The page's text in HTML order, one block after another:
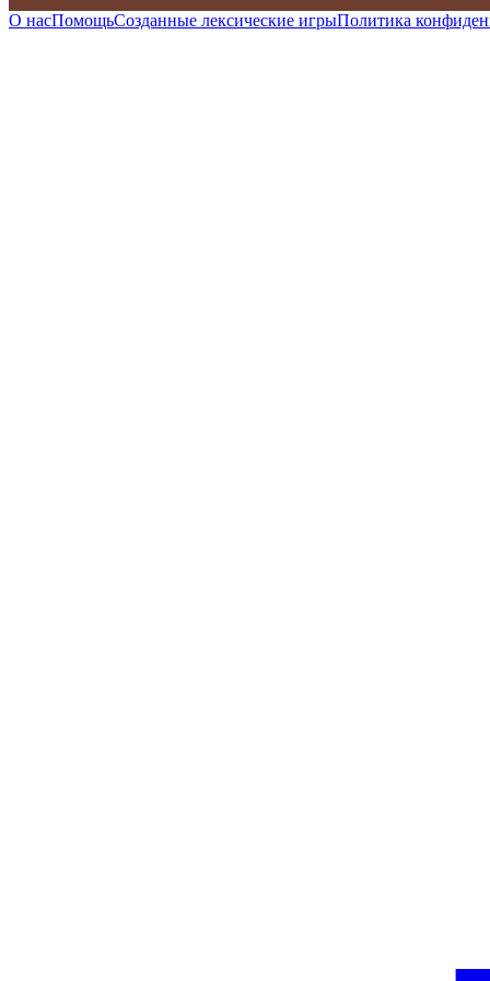
О насПомощьСозданные лексические игрыПолитика